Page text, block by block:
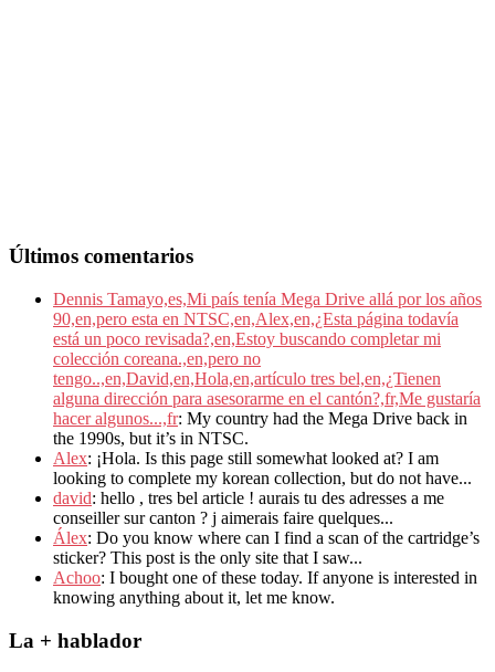
Últimos comentarios
Dennis Tamayo,es,Mi país tenía Mega Drive allá por los años
90,en,pero esta en NTSC,en,Alex,en,¿Esta página todavía
está un poco revisada?,en,Estoy buscando completar mi
colección coreana.,en,pero no
tengo..,en,David,en,Hola,en,artículo tres bel,en,¿Tienen
alguna dirección para asesorarme en el cantón?,fr,Me gustaría
hacer algunos...,fr: My country had the Mega Drive back in
the 1990s, but it’s in NTSC.
Alex: ¡Hola. Is this page still somewhat looked at? I am
looking to complete my korean collection, but do not have...
david: hello , tres bel article ! aurais tu des adresses a me
conseiller sur canton ? j aimerais faire quelques...
Álex: Do you know where can I find a scan of the cartridge’s
sticker? This post is the only site that I saw...
Achoo: I bought one of these today. If anyone is interested in
knowing anything about it, let me know.
La + hablador